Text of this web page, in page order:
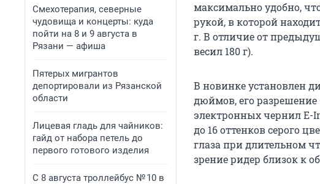
Смехотерапия, северные
чудовища и концерты: куда
пойти на 8 и 9 августа в
Рязани — афиша
Пятерых мигрантов
депортировали из Рязанской
области
Лицевая гладь для чайников:
гайд от набора петель до
первого готового изделия
С 8 августа троллейбус № 10 в
максимально удобно,
рукой, в которой
г. В отличие от
весил 180 г).
В новинке установлен
дюймов, его разрешение
электронных чернил E-
до 16 оттенков серого
глаза при длительном
зрение ридер близок